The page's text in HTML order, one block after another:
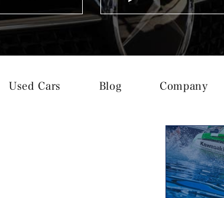
Used Cars Blog Company